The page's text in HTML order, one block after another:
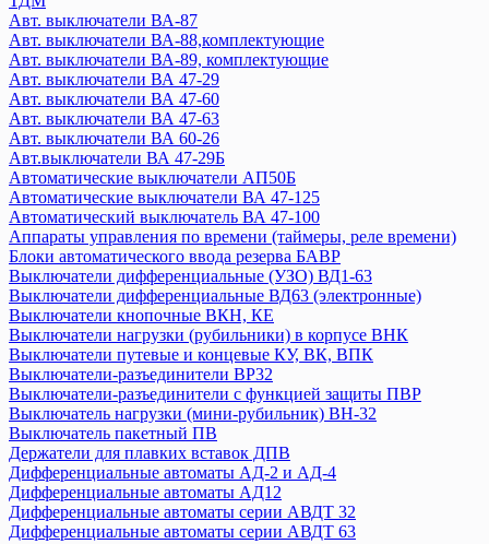
ARMAT
GENERICA
KARAT
Авт. выключатели ВА 44-39
Авт. выключатели ВА 47-100MA
Авт. выключатели ВА 47-60MA
Автоматический ввод резерва АВР
Авт. выключатели ВА 88-40 и доп устройства
Выключатели ВКИ
Выключатель-разъединитель трехпозиционный ВРТ
Дифференциальные автоматы АВДТ32
Дифференциальные автоматы
Контакторы
Кулачковые переключатели ПКП
Мини-рубильники ВН-32
Ограничители перенапряжения ОПС1
Плавкие вставки
Преобразователи частот
Приставки выдержки времени
Приставки контактные ПКИ
Пускатели серии ПРК
Разъединители
Разъемы
Авт. выключатели ВА-87
Авт. выключатели ВА-88,комплектующие
Авт. выключатели ВА-89, комплектующие
Авт. выключатели ВА 47-29
Авт. выключатели ВА 47-60
Авт. выключатели ВА 47-63
Авт. выключатели ВА 60-26
Авт.выключатели ВА 47-29Б
Автоматические выключатели АП50Б
Автоматические выключатели ВА 47-125
Автоматический выключатель ВА 47-100
Аппараты управления по времени (таймеры, реле времени)
Блоки автоматического ввода резерва БАВР
Выключатели дифференциальные (УЗО) ВД1-63
Выключатели дифференциальные ВД63 (электронные)
Выключатели кнопочные ВКН, КЕ
Выключатели нагрузки (рубильники) в корпусе ВНК
Выключатели путевые и концевые КУ, ВК, ВПК
Выключатели-разъединители ВР32
Выключатели-разъединители с функцией защиты ПВР
Выключатель нагрузки (мини-рубильник) ВН-32
Выключатель пакетный ПВ
Держатели для плавких вставок ДПВ
Дифференциальные автоматы АД-2 и АД-4
Дифференциальные автоматы АД12
Дифференциальные автоматы серии АВДТ 32
Дифференциальные автоматы серии АВДТ 63